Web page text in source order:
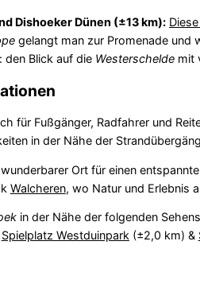
Dishoeker Dünen (±13 km):
gelangt man zur Promenade und
den Blick auf die Westerscheldemit
für Fußgänger, Radfahrer und
in der Nähe der
Ort für einen
Walcheren, wo Natur und Erlebnis
in der Nähe der folgenden
Spielplatz Westduinpark (±2,0 km) &